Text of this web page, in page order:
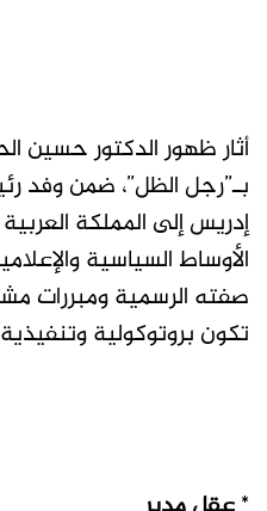
أثار ظهور الدكتور حسين
بـ”رجل الظل”، ضمن وفد
إدريس إلى المملكة
الأوساط السياسية
صفته الرسمية ومبررات
تكون بروتوكولية